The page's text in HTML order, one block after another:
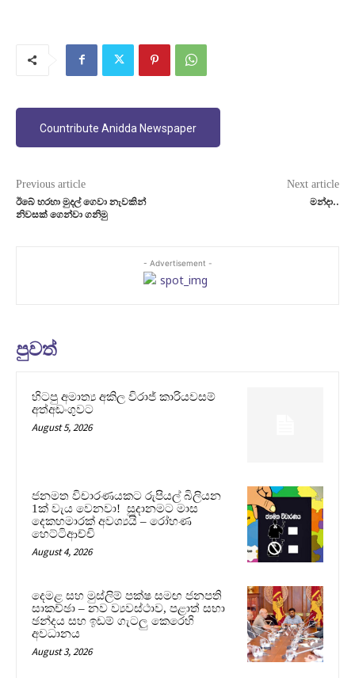
Countribute Anidda Newspaper
Previous article
ඊබේ හරහා මුදල් ගෙවා නැවකින්
නිවසක් ගෙන්වා ගනිමු
Next article
මන්දා..
- Advertisement -
පුවත්
හිටපු අමාත්‍ය අකිල විරාජ් කාරියවසම්
අත්අඩංගුවට
August 5, 2026
ජනමත විචාරණයකට රුපියල් බිලියන
1ක් වැය වෙනවා! සූදානමට මාස
දෙකහමාරක් අවශ්‍යයි – රෝහණ
හෙට්ටිආච්චි
August 4, 2026
දෙමළ සහ මුස්ලිම් පක්ෂ සමඟ ජනපති
සාකච්ඡා – නව ව්‍යවස්ථාව, පළාත් සභා
ඡන්දය සහ ඉඩම් ගැටලු කෙරෙහි
අවධානය
August 3, 2026